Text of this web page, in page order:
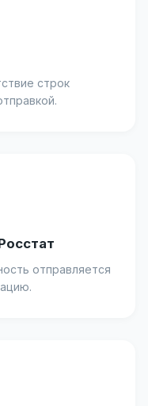
строк
отправляется